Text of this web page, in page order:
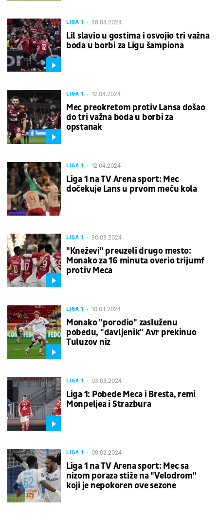
LIGA 1 28.04.2024
Lil slavio u gostima i osvojio tri važna
boda u borbi za Ligu šampiona
LIGA 1 12.04.2024
Mec preokretom protiv Lansa došao
do tri važna boda u borbi za
opstanak
LIGA 1 12.04.2024
Liga 1 na TV Arena sport: Mec
dočekuje Lans u prvom meču kola
LIGA 1 30.03.2024
"Kneževi" preuzeli drugo mesto:
Monako za 16 minuta overio trijumf
protiv Meca
LIGA 1 10.03.2024
Monako "porodio" zasluženu
pobedu, "davljenik" Avr prekinuo
Tuluzov niz
LIGA 1 03.03.2024
Liga 1: Pobede Meca i Bresta, remi
Monpeljea i Strazbura
LIGA 1 09.02.2024
Liga 1 na TV Arena sport: Mec sa
nizom poraza stiže na "Velodrom"
koji je nepokoren ove sezone